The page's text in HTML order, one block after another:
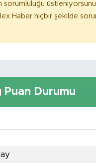
sorumluluğu
Haber hiçbir şekilde
Puan Durumu